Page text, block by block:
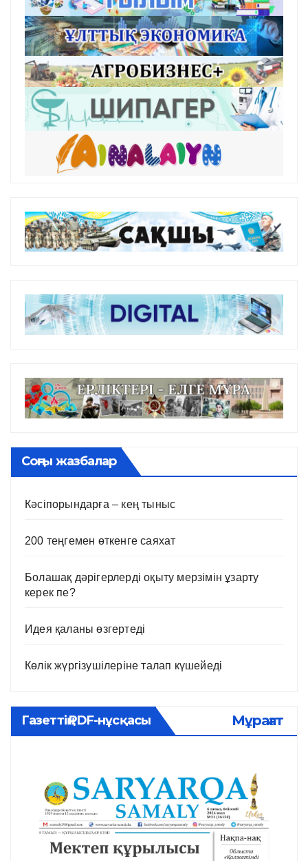
Соңғы жазбалар
Кәсіпорындарға – кең тыныс
200 теңгемен өткенге саяхат
Болашақ дәрігерлерді оқыту мерзімін ұзарту
керек пе?
Идея қаланы өзгертеді
Көлік жүргізушілеріне талап күшейеді
Газеттің PDF-нұсқасы Мұрағат